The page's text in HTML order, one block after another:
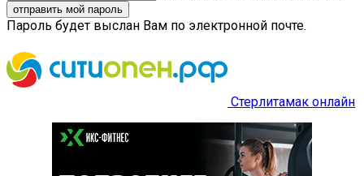
Пароль будет выслан Вам по электронной почте.
Стерлитамак онлайн